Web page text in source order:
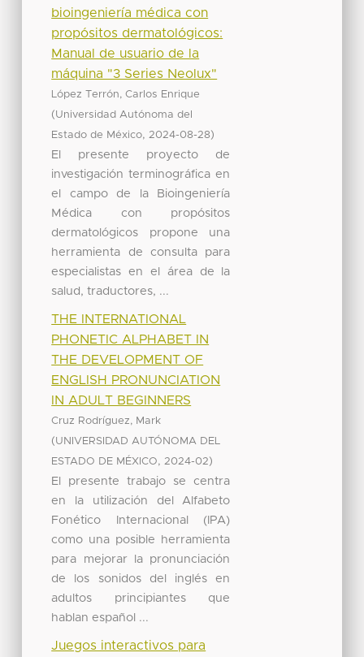
bioingeniería médica con
propósitos dermatológicos:
Manual de usuario de la
máquina "3 Series Neolux"
López Terrón, Carlos Enrique
(Universidad Autónoma del
Estado de México, 2024-08-28)
El presente proyecto de
investigación terminográfica en
el campo de la Bioingeniería
Médica con propósitos
dermatológicos propone una
herramienta de consulta para
especialistas en el área de la
salud, traductores, ...
THE INTERNATIONAL
PHONETIC ALPHABET IN
THE DEVELOPMENT OF
ENGLISH PRONUNCIATION
IN ADULT BEGINNERS
Cruz Rodríguez, Mark
(UNIVERSIDAD AUTÓNOMA DEL
ESTADO DE MÉXICO, 2024-02)
El presente trabajo se centra
en la utilización del Alfabeto
Fonético Internacional (IPA)
como una posible herramienta
para mejorar la pronunciación
de los sonidos del inglés en
adultos principiantes que
hablan español ...
Juegos interactivos para